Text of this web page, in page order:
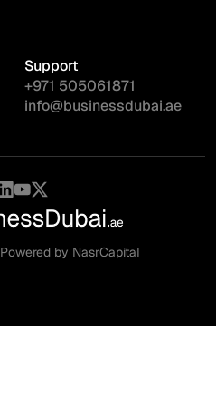
Support
+971 505061871
info@businessdubai.ae
Powered by NasrCapital